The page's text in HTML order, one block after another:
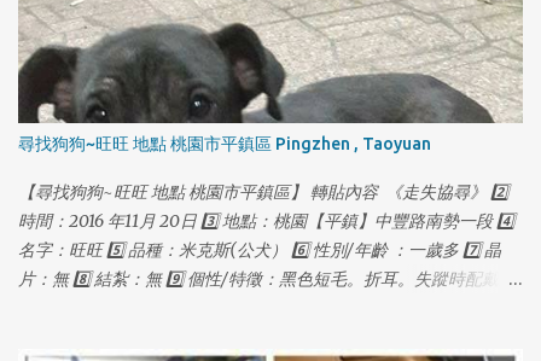
1
尋找狗狗~旺旺 地點 桃園市平鎮區 Pingzhen , Taoyuan
【尋找狗狗~旺旺 地點 桃園市平鎮區】 轉貼內容 《走失協尋》 2️⃣
時間：2016 年11月 20日 3️⃣ 地點：桃園【平鎮】中豐路南勢一段 4️⃣
名字：旺旺 5️⃣ 品種：米克斯(公犬） 6️⃣ 性別/年齡 ：一歲多 7️⃣ 晶
片：無 8️⃣ 結紮：無 9️⃣ 個性/特徵：黑色短毛。折耳。失蹤時配戴紅